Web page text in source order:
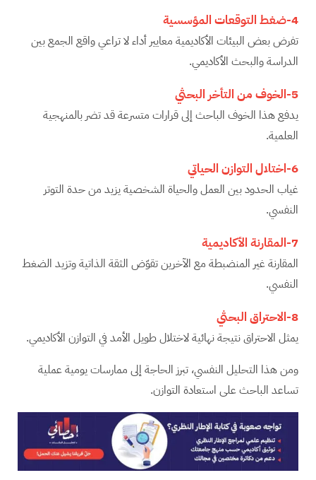
4-ضغط التوقعات المؤسسية
تفرض بعض البيئات الأكاديمية معايير أداء لا تراعي واقع الجمع بين
الدراسة والبحث الأكاديمي.
5-الخوف من التأخر البحثي
يدفع هذا الخوف الباحث إلى قرارات متسرعة قد تضر بالمنهجية
العلمية.
6-اختلال التوازن الحياتي
غياب الحدود بين العمل والحياة الشخصية يزيد من حدة التوتر
النفسي.
7-المقارنة الأكاديمية
المقارنة غير المنضبطة مع الآخرين تقوّض الثقة الذاتية وتزيد الضغط
النفسي.
8-الاحتراق البحثي
يمثل الاحتراق نتيجة نهائية لاختلال طويل الأمد في التوازن الأكاديمي.
ومن هذا التحليل النفسي، تبرز الحاجة إلى ممارسات يومية عملية
تساعد الباحث على استعادة التوازن.